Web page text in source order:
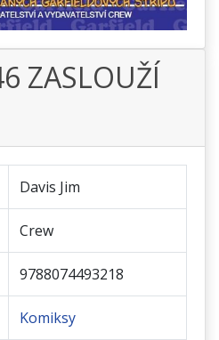
ZASLOUŽÍ
Davis Jim
Crew
9788074493218
Komiksy